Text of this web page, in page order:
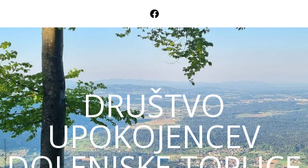
DRUŠTVO
UPOKOJENCEV